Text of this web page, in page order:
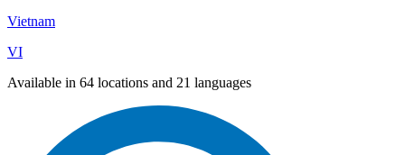
Vietnam
VI
Available in 64 locations and 21 languages